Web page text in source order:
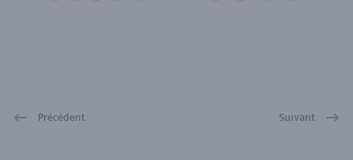
Précédent Suivant